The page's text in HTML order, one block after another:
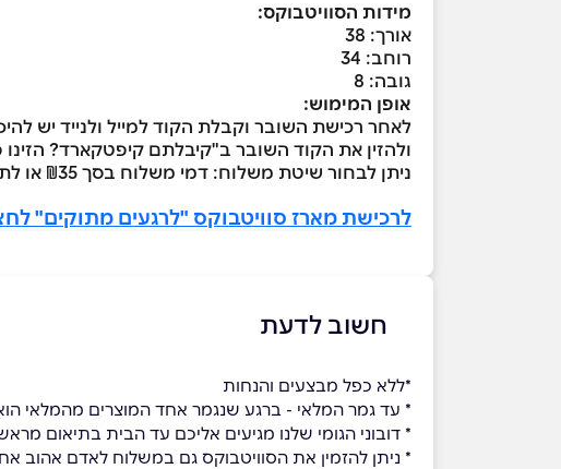
מידות הסוויטבוקס:
אורך: 38
רוחב: 34
גובה: 8
אופן המימוש:
לאחר רכישת השובר וקבלת הקוד למייל ולנייד יש
ולהזין את הקוד השובר ב"קיבלתם קיפטקארד?
ניתן לבחור שיטת משלוח: דמי משלוח בסך ₪35 או לתאם איסוף עצמי ללא עלות מראש בטלפון 051-5005518
לרכישת מארז סוויטבוקס "לרגעים מתוקים"
חשוב לדעת
*ללא כפל מבצעים והנחות
* עד גמר המלאי - ברגע שנגמר אחד המוצרים מהמלאי
* דובוני הגומי שלנו מגיעים אליכם עד הבית בתיאום מראש עד 3 ימי עסקים. למעט ישובים מרוחקים, לשם לדובוני הגומי שלנו לוקח עוד יום-
* ניתן להזמין את הסוויטבוקס גם במשלוח לאדם אהוב